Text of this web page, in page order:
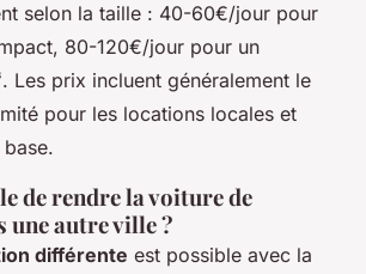
selon la taille : 40-60€/jour pour
80-120€/jour pour un
. Les prix incluent généralement le
pour les locations locales et
de rendre la voiture de
une autre ville ?
différente est possible avec la